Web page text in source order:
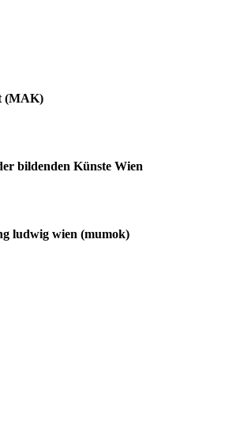
(MAK)
bildenden Künste Wien
ludwig wien (mumok)